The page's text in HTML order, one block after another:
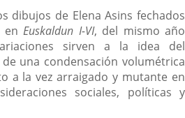
dibujos de Elena Asins fechados
Euskaldun I-VI, del mismo año
sirven a la idea del
una condensación volumétrica
a la vez arraigado y mutante en
sociales, políticas y